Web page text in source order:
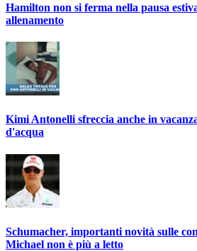
Hamilton non si ferma nella pausa
allenamento
Kimi Antonelli sfreccia anche in
d'acqua
Schumacher, importanti novità sulle
Michael non è più a letto